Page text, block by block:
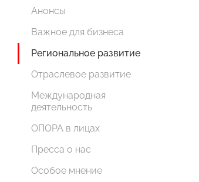
Анонсы
Важное для бизнеса
Региональное развитие
Отраслевое развитие
Международная
деятельность
ОПОРА в лицах
Пресса о нас
Особое мнение